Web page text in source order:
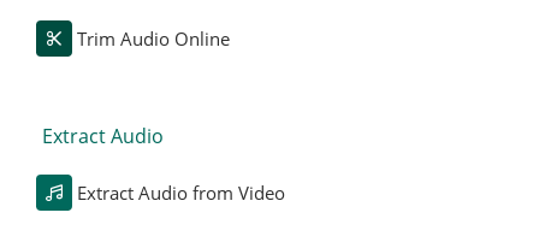
Trim Audio Online
Extract Audio
Extract Audio from Video